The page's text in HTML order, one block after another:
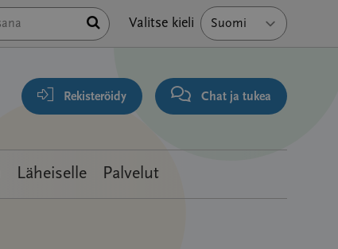
Hae Valitse kieli
Rekisteröidy Chat ja tukea
Läheiselle Palvelut